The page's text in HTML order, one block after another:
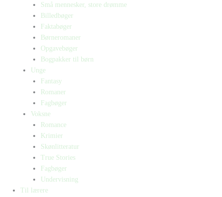
Små mennesker, store drømme
Billedbøger
Faktabøger
Børneromaner
Opgavebøger
Bogpakker til børn
Unge
Fantasy
Romaner
Fagbøger
Voksne
Romance
Krimier
Skønlitteratur
True Stories
Fagbøger
Undervisning
Til lærere